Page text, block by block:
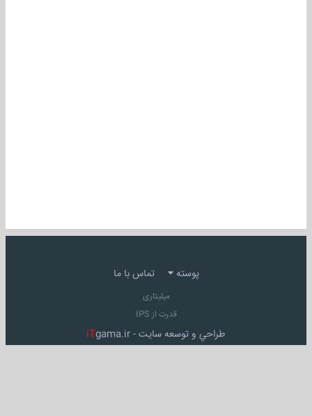
پوسته تماس با ما
میلیتاری
قدرت از IPS
طراحي و توسعه سايت - iTgama.ir